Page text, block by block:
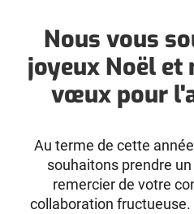
Nous vous
joyeux Noël et
vœux pour
Au terme de cette
souhaitons prendre
remercier de votre
collaboration